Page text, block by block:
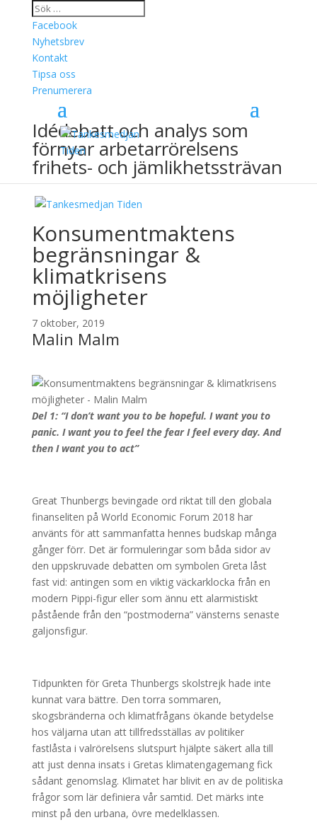
Facebook
Nyhetsbrev
Kontakt
Tipsa oss
Prenumerera
Idédebatt och analys som
förnyar arbetarrörelsens
frihets- och jämlikhetssträvan
Konsumentmaktens
begränsningar &
klimatkrisens
möjligheter
7 oktober, 2019
Malin Malm
Del 1: “I don’t want you to be hopeful. I want you to
panic. I want you to feel the fear I feel every day. And
then I want you to act”
Great Thunbergs bevingade ord riktat till den globala
finanseliten på World Economic Forum 2018 har
använts för att sammanfatta hennes budskap många
gånger förr. Det är formuleringar som båda sidor av
den uppskruvade debatten om symbolen Greta låst
fast vid: antingen som en viktig väckarklocka från en
modern Pippi-figur eller som ännu ett alarmistiskt
påstående från den “postmoderna” vänsterns senaste
galjonsfigur.
Tidpunkten för Greta Thunbergs skolstrejk hade inte
kunnat vara bättre. Den torra sommaren,
skogsbränderna och klimatfrågans ökande betydelse
hos väljarna utan att tillfredsställas av politiker
fastlåsta i valrörelsens slutspurt hjälpte säkert alla till
att just denna insats i Gretas klimatengagemang fick
sådant genomslag. Klimatet har blivit en av de politiska
frågor som lär definiera vår samtid. Det märks inte
minst på den urbana, övre medelklassen.